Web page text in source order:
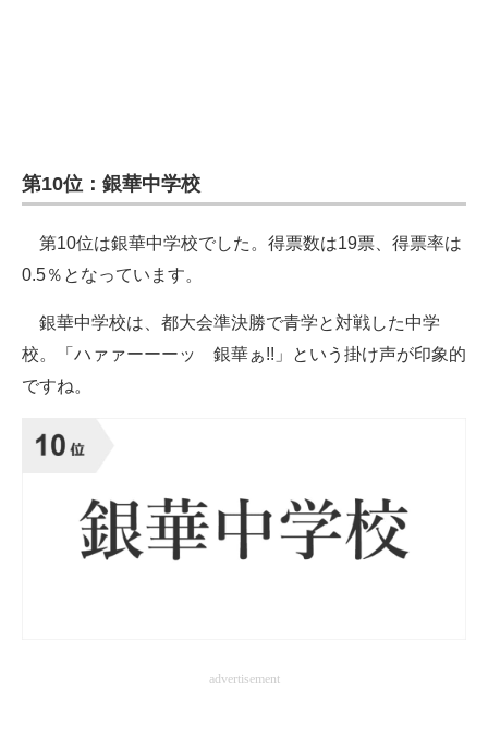
第10位：銀華中学校
第10位は銀華中学校でした。得票数は19票、得票率は
0.5％となっています。
銀華中学校は、都大会準決勝で青学と対戦した中学
校。「ハァァーーーッ 銀華ぁ!!」という掛け声が印象的
ですね。
advertisement